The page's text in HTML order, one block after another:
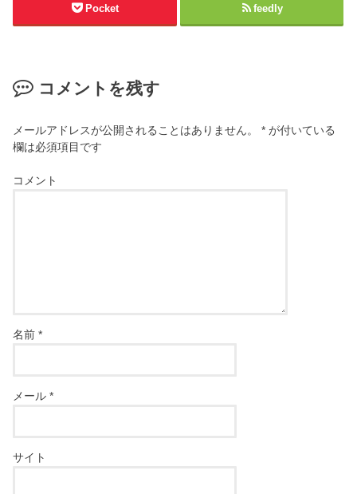
Pocket feedly
コメントを残す
メールアドレスが公開されることはありません。 * が付いている
欄は必須項目です
コメント
名前*
メール*
サイト